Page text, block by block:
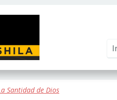
Santidad de Dios
de Cookies e Privacidade